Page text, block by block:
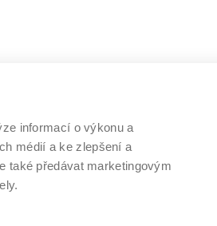
V BRNĚ
www.vut.cz
informací o výkonu a
médií a ke zlepšení a
také předávat marketingovým